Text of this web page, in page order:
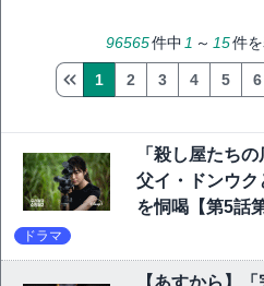
96565件中 1 ～ 15件
1 2 3 4 5 6
「殺し屋たち
父イ・ドンウ
を恫喝【第5話
ドラマ
【あすから】